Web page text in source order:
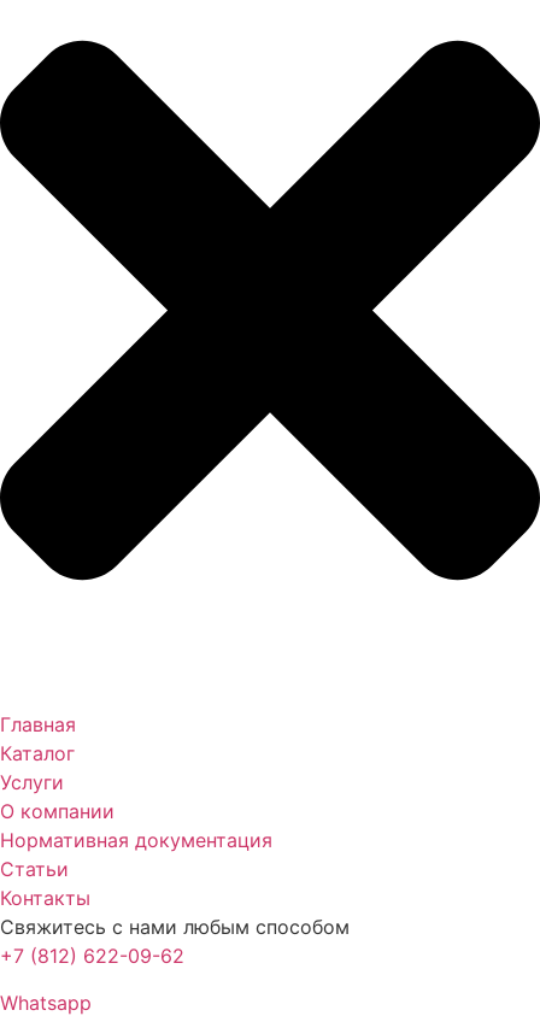
Главная
Каталог
Услуги
О компании
Нормативная документация
Статьи
Контакты
Свяжитесь с нами любым способом
+7 (812) 622-09-62
Whatsapp